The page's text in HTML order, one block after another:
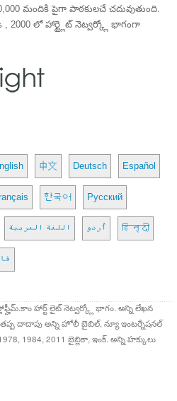
మందికి పైగా పాఠకులచే చదువుతుంది.
, 2000 లో హార్ట్లైట్ నెట్వర్క్లో భాగంగా
中文 Deutsch Español
한국어 Русский
اللغة العربية اُردو हिन्दी
హార్ట్ లైట్ నెట్వర్క్లో భాగం. అన్ని లేఖన
తప్ప దాదాపు అన్ని హోలీ బైబిల్, న్యూ ఇంటర్నేషనల్
1984, 2011 బైబ్లికా, ఇంక్. అన్ని హక్కులు